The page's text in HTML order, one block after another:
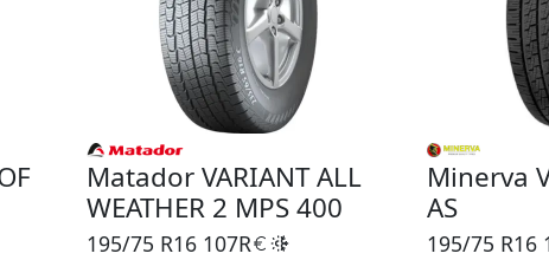
Matador VARIANT ALL
WEATHER 2 MPS 400
195/75 R16 107R
Minerva
AS
195/75 R16